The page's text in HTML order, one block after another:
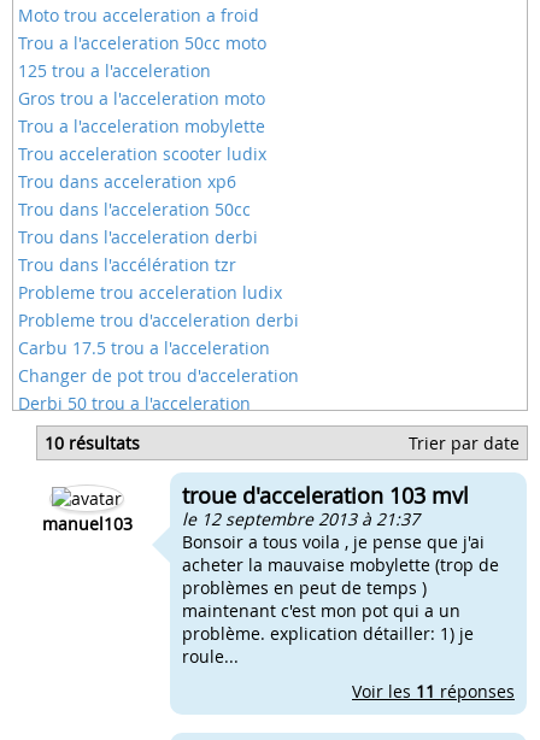
Moto trou acceleration a froid
Trou a l'acceleration 50cc moto
125 trou a l'acceleration
Gros trou a l'acceleration moto
Trou a l'acceleration mobylette
Trou acceleration scooter ludix
Trou dans acceleration xp6
Trou dans l'acceleration 50cc
Trou dans l'acceleration derbi
Trou dans l'accélération tzr
Probleme trou acceleration ludix
Probleme trou d'acceleration derbi
Carbu 17.5 trou a l'acceleration
Changer de pot trou d'acceleration
Derbi 50 trou a l'acceleration
Trou acceleration rieju
Trou d'acceleration scooter
Trous d'acceleration scooter
Trou d'air en acceleration scooter
10 résultats Trier par date
manuel103
troue d'acceleration 103 mvl
le 12 septembre 2013 à 21:37
Bonsoir a tous voila , je pense que j'ai
acheter la mauvaise mobylette (trop de
problèmes en peut de temps )
maintenant c'est mon pot qui a un
problème. explication détailler: 1) je
roule...
Voir les 11 réponses